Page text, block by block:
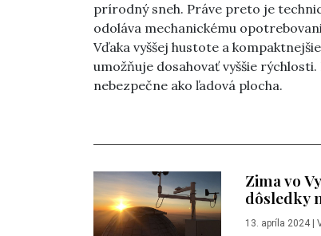
prírodný sneh. Práve preto je
odoláva mechanickému
Vďaka vyššej hustote a
umožňuje dosahovať vyššie
nebezpečne ako ľadová plocha.
Zima vo
dôsledky
13. apríla 2024|